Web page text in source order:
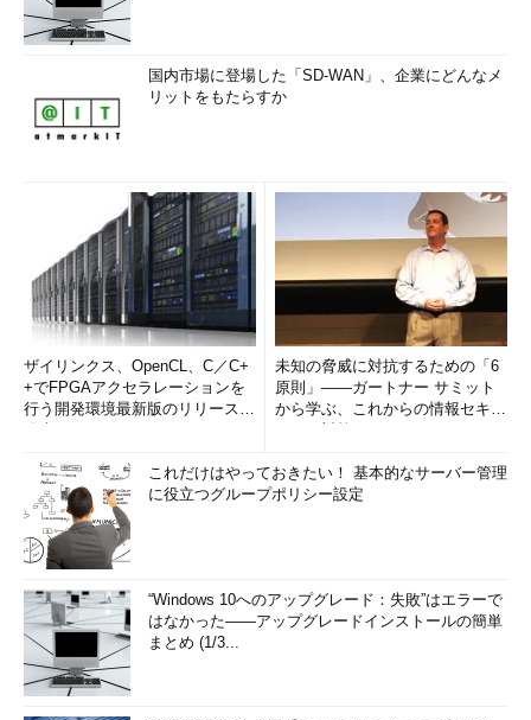
国内市場に登場した「SD-WAN」、企業にどんなメ
リットをもたらすか
ザイリンクス、OpenCL、C／C+
+でFPGAアクセラレーションを
行う開発環境最新版のリリースを
未知の脅威に対抗するための「6
原則」――ガートナー サミット
から学ぶ、これからの情報セキュ
これだけはやっておきたい！ 基本的なサーバー管理
に役立つグループポリシー設定
“Windows 10へのアップグレード：失敗”はエラーで
はなかった――アップグレードインストールの簡単
まとめ (1/3...